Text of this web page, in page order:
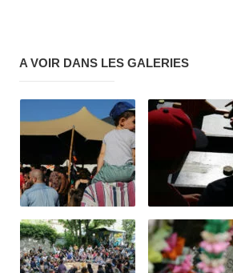
A VOIR DANS LES GALERIES